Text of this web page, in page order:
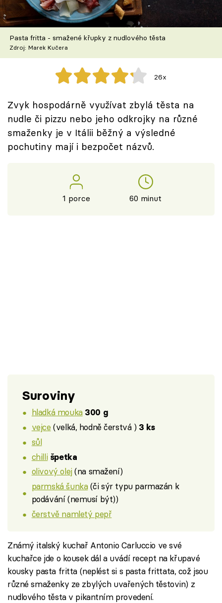
Škola vaření
Recepty z TV
Speciál: Cuketa
Těhotnej kuchař
Sledujte prima+
Přihlášení
Pasta fritta - smažené křupky z nudlového těsta
Zdroj: Marek Kučera
26x
Zvyk hospodárně využívat zbylá těsta na
nudle či pizzu nebo jeho odkrojky na různé
smaženky je v Itálii běžný a výsledné
pochutiny mají i bezpočet názvů.
1 porce 60 minut
Suroviny
hladká mouka 300 g
vejce (velká, hodně čerstvá ) 3 ks
sůl
chilli špetka
olivový olej(na smažení)
parmská šunka(či sýr typu parmazán k
podávání (nemusí být))
čerstvě namletý pepř
Známý italský kuchař Antonio Carluccio ve své
kuchařce jde o kousek dál a uvádí recept na křupavé
kousky pasta fritta (neplést si s pasta frittata, což jsou
různé smaženky ze zbylých uvařených těstovin) z
nudlového těsta v pikantním provedení.